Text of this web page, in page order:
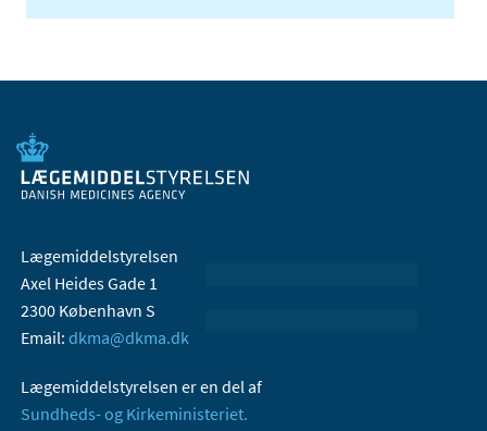
Lægemiddelstyrelsen
Axel Heides Gade 1
2300 København S
Email: dkma@dkma.dk
Lægemiddelstyrelsen er en del af
Sundheds- og Kirkeministeriet.